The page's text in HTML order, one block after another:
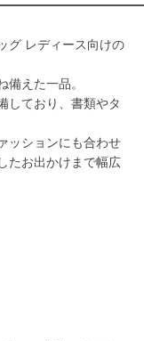
グ レディース向けの
備えた一品。
しており、書類やタ
ッションにも合わせ
たお出かけまで幅広